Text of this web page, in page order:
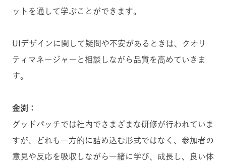
ットを通して学ぶことができます。
UIデザインに関して疑問や不安があるときは、クオリ
ティマネージャーと相談しながら品質を高めていきま
す。
金渕：
グッドパッチでは社内でさまざまな研修が行われていま
すが、どれも一方的に詰め込む形式ではなく、参加者の
意見や反応を吸収しながら一緒に学び、成長し、良い体